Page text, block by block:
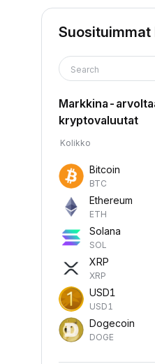
Search
Markkina-
kryptovaluutat
Kolikko
Bitcoin
BTC
Ethereum
ETH
Solana
SOL
XRP
XRP
USD1
USD1
Dogecoin
DOGE